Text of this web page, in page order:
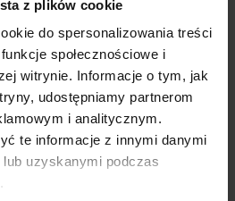
z plików cookie
do spersonalizowania treści
społecznościowe i
witrynie. Informacje o tym, jak
udostępniamy partnerom
i analitycznym.
te informacje z innymi danymi
uzyskanymi podczas